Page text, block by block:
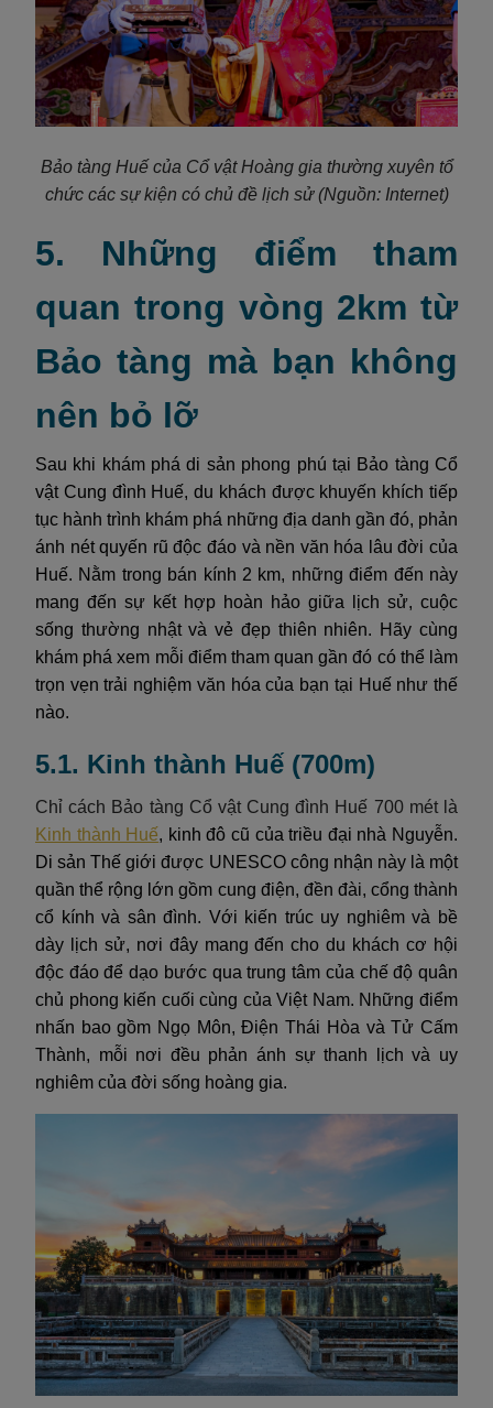
Bảo tàng Huế của Cổ vật Hoàng gia thường xuyên tổ
chức các sự kiện có chủ đề lịch sử(Nguồn: Internet)
5. Những điểm tham
quan trong vòng 2km từ
Bảo tàng mà bạn không
nên bỏ lỡ
Sau khi khám phá di sản phong phú tại Bảo tàng Cổ
vật Cung đình Huế, du khách được khuyến khích tiếp
tục hành trình khám phá những địa danh gần đó, phản
ánh nét quyến rũ độc đáo và nền văn hóa lâu đời của
Huế. Nằm trong bán kính 2 km, những điểm đến này
mang đến sự kết hợp hoàn hảo giữa lịch sử, cuộc
sống thường nhật và vẻ đẹp thiên nhiên. Hãy cùng
khám phá xem mỗi điểm tham quan gần đó có thể làm
trọn vẹn trải nghiệm văn hóa của bạn tại Huế như thế
nào.
5.1. Kinh thành Huế (700m)
Chỉ cách Bảo tàng Cổ vật Cung đình Huế 700 mét là
Kinh thành Huế, kinh đô cũ của triều đại nhà Nguyễn.
Di sản Thế giới được UNESCO công nhận này là một
quần thể rộng lớn gồm cung điện, đền đài, cổng thành
cổ kính và sân đình. Với kiến trúc uy nghiêm và bề
dày lịch sử, nơi đây mang đến cho du khách cơ hội
độc đáo để dạo bước qua trung tâm của chế độ quân
chủ phong kiến cuối cùng của Việt Nam. Những điểm
nhấn bao gồm Ngọ Môn, Điện Thái Hòa và Tử Cấm
Thành, mỗi nơi đều phản ánh sự thanh lịch và uy
nghiêm của đời sống hoàng gia.